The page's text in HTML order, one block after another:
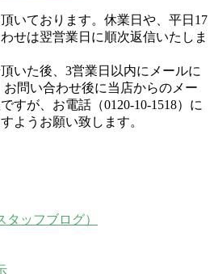
いております。休業日や、平日17
せは翌営業日に順次返信いたしま
いた後、3営業日以内にメールに
問い合わせ後に当店からのメー
すが、お電話（0120-10-1518）に
ようお願い致します。
タッフブログ）